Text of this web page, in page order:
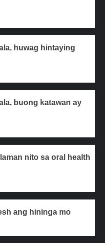
huwag hintaying
buong katawan ay
nito sa oral health
ang hininga mo